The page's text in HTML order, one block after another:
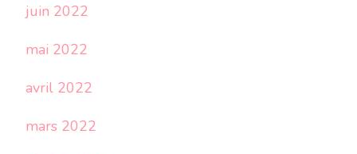
juin 2022
mai 2022
avril 2022
mars 2022